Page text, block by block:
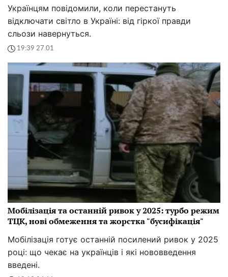
Українцям повідомили, коли перестануть
відключати світло в Україні: від гіркої правди
сльози навернуться.
19:39 27.01
Мобілізація та останній ривок у 2025: турбо режим
ТЦК, нові обмеження та жорстка "бусифікація"
Мобілізація готує останній посилений ривок у 2025
році: що чекає на українців і які нововведення
введені.